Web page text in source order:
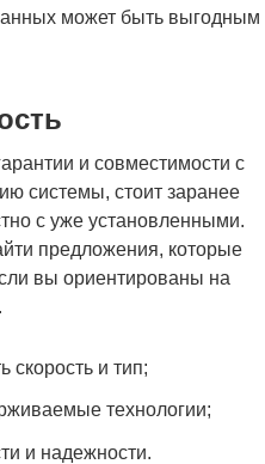
может быть выгодным
и совместимости с
системы, стоит заранее
с уже установленными.
предложения, которые
вы ориентированы на
скорость и тип;
технологии;
и надежности.